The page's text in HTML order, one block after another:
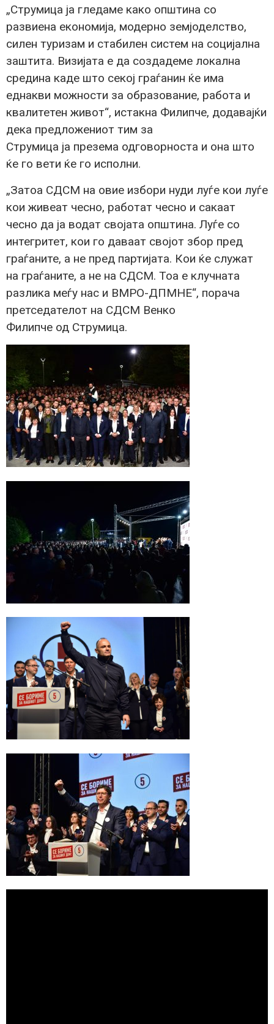
„Струмица ја гледаме како општина со
развиена економија, модерно земјоделство,
силен туризам и стабилен систем на социјална
заштита. Визијата е да создадеме локална
средина каде што секој граѓанин ќе има
еднакви можности за образование, работа и
квалитетен живот“, истакна Филипче, додавајќи
дека предложениот тим за
Струмица ја презема одговорноста и она што
ќе го вети ќе го исполни.
„Затоа СДСМ на овие избори нуди луѓе кои луѓе
кои живеат чесно, работат чесно и сакаат
чесно да ја водат својата општина. Луѓе со
интегритет, кои го даваат својот збор пред
граѓаните, а не пред партијата. Кои ќе служат
на граѓаните, а не на СДСМ. Тоа е клучната
разлика меѓу нас и ВМРО-ДПМНЕ“, порача
претседателот на СДСМ Венко
Филипче од Струмица.